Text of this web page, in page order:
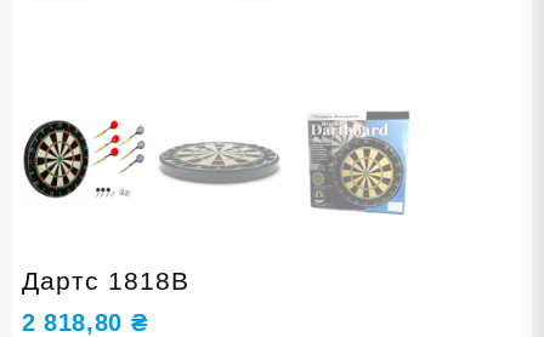
Дартс 1818B
2 818,80 ₴